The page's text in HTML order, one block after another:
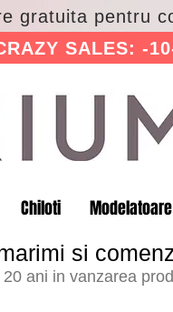
gratuita pentru
SALES: -
Chiloti Modelatoare
si
ani in vanzarea